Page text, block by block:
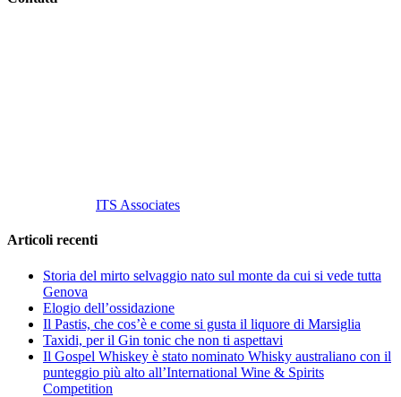
ITS Associates
Articoli recenti
Storia del mirto selvaggio nato sul monte da cui si vede tutta
Genova
Elogio dell’ossidazione
Il Pastis, che cos’è e come si gusta il liquore di Marsiglia
Taxidi, per il Gin tonic che non ti aspettavi
Il Gospel Whiskey è stato nominato Whisky australiano con il
punteggio più alto all’International Wine & Spirits
Competition